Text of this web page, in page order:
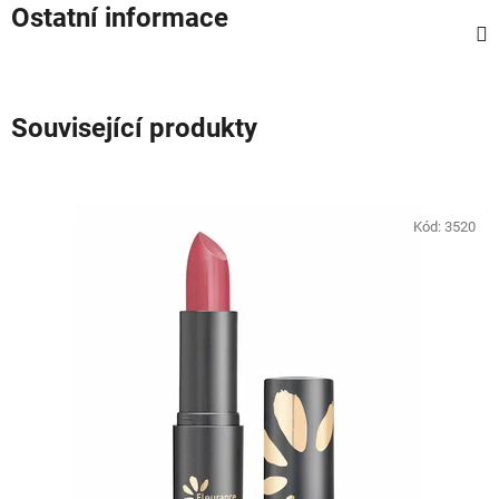
Ostatní informace
Související produkty
Kód: 3520